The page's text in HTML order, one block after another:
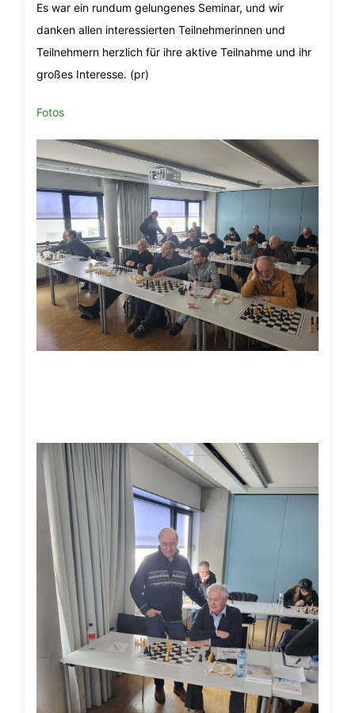
Es war ein rundum gelungenes Seminar, und wir
danken allen interessierten Teilnehmerinnen und
Teilnehmern herzlich für ihre aktive Teilnahme und ihr
großes Interesse. (pr)
Fotos